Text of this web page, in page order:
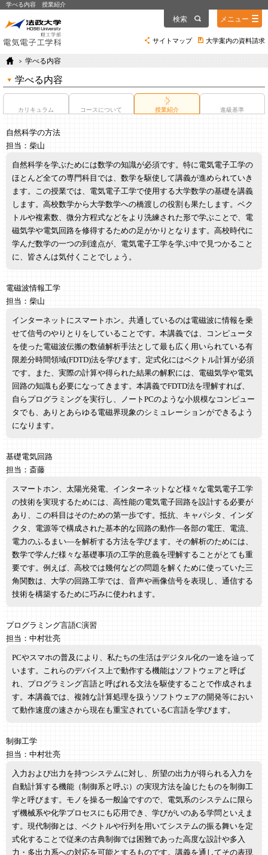
学べる内容 授業紹介
サイトマップ 大学案内の資料請求
検索 メニュー
学べる内容
学べる内容
カリキュラム コースについて 授業紹介 進級基準
自然科学の方法
担当：柴山
自然科学を学ぶためには数学の知識が必須です。特に電気電子工学の
ほとんど全ての専門科目では、数学を駆使して講義が進められていき
ます。この授業では、電気電子工学で使用する大学数学の基礎を講義
します。高校数学から大学数学への橋渡しの役割も果たします。ベク
トルや複素数、微分方程式などをより洗練された形で学ぶことで、電
磁気学や電気回路を修得するための足がかりとなります。高校時代に
学んだ数学の一つの到達点が、電気電子工学を学ぶ中で見つかること
に、皆さんは気付くことでしょう。
電磁波情報工学
担当：柴山
インターネットにスマートホン。共通しているのは電磁波に情報を乗
せて信号のやりとりをしていることです。本講義では、コンピュータ
を使った電磁波伝搬の数値解析手法として最も広く用いられている有
限差分時間領域(FDTD)法を学びます。定式化にはベクトル計算が必須
です。また、実際の計算や得られた結果の解釈には、電磁気学や電気
回路の知識も必要になってきます。本講義でFDTD法を理解すれば、
自らプログラミングを実行し、ノートPCのような小規模なコンピュー
タでも、ありとあらゆる電磁界現象のシミュレーションができるよう
になります。
基礎電気回路
担当：斎藤
スマートホン、太陽光発電、インターネットなど様々な電気電子工学
の技術を実現するためには、高性能の電気電子回路を設計する必要が
あり、この科目はそのための第一歩です。抵抗、キャパシタ、インダ
クタ、電源等で構成された基本的な回路の動作―各部の電圧、電流、
電力のふるまい―を解析する方法を学びます。その解析のためには、
数学で学んだ様々な基礎事項の工学的意義を理解することがとても重
要です。例えば、高校では幾何などの問題を解くために使っていた三
角関数は、大学の回路工学では、音声や画像信号を表現し、通信する
技術を構築するために巧みに使われます。
プログラミング言語C演習
担当：中村壮亮
PCやスマホの普及により、私たちの生活はデジタル化の一途を辿って
います。これらのデバイス上で動作する機能はソフトウェアと呼ば
れ、プログラミング言語と呼ばれる文法を駆使することで作成されま
す。本講義では、複雑な計算処理を扱うソフトウェアの開発等におい
て動作速度の速さから現在も重宝されているC言語を学びます。
制御工学
担当：中村壮亮
入力および出力を持つシステムに対し、所望の出力が得られる入力を
自動計算する機能（制御系と呼ぶ）の実現方法を論じたものを制御工
学と呼びます。モノを操る一般論ですので、電気系のシステムに限ら
ず機械系や化学プロセスにも応用でき、学びがいのある学問といえま
す。現代制御とは、ベクトルや行列を用いてシステムの振る舞いを定
式化することで従来の古典制御では困難であった高度な設計や多入
力・多出力系への対応を可能とするものです。講義を通してその表現